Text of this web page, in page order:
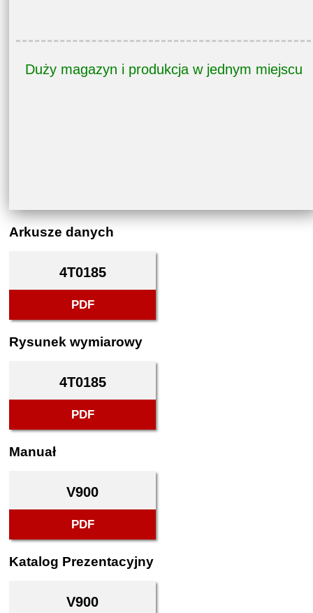
Duży magazyn i produkcja w jednym miejscu
Arkusze danych
4T0185
PDF
Rysunek wymiarowy
4T0185
PDF
Manuał
V900
PDF
Katalog Prezentacyjny
V900